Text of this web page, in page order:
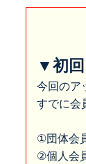
▼初
今回のア
すでに会
①団体会
②個人会